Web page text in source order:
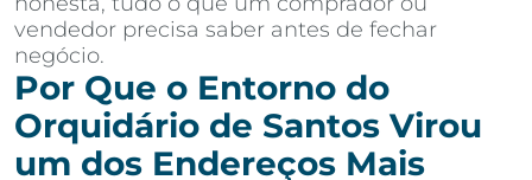
vendedor precisa saber antes de fechar
negócio.
Por Que o Entorno do
Orquidário de Santos Virou
um dos Endereços Mais